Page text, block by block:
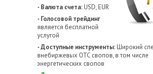
- Валюта счета:USD, EUR
- Голосовой трейдинг
является бесплатной
услугой
- Доступные инструменты:Широкий
внебиржевых OTC свопов, в том числе
энергетических свопов